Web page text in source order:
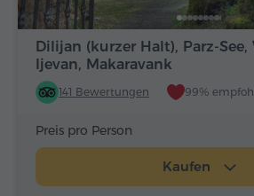
Dilijan (kurzer Halt), Parz-
Ijevan, Makaravank
141 Bewertungen 99%
Preis pro Person
Kaufen